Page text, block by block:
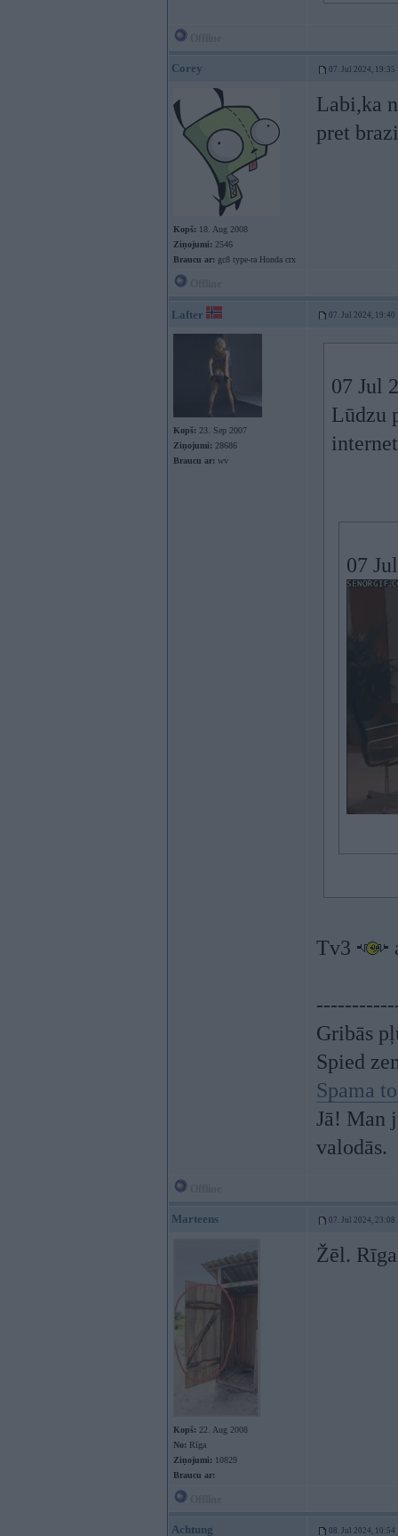
Corey 07. Jul 2024, 19:35
Kopš: 18. Aug 2008
Ziņojumi: 2546
Braucu ar: gc8 type-ra Honda crx
Labi,ka
pret
Lafter 07. Jul 2024, 19:40
Kopš: 23. Sep 2007
Ziņojumi: 28686
Braucu ar: wv
07 Jul
Lūdzu
07
Tv3
Gribās
Spied
Spama
Jā! Man
valodās.
Marteens 07. Jul 2024, 23:08
Kopš: 22. Aug 2008
No: Rīga
Ziņojumi: 10829
Braucu ar:
Žēl.
Achtung 08. Jul 2024, 10:54